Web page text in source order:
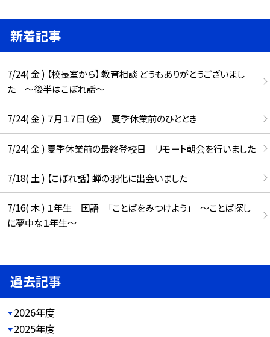
新着記事
7/24( 金 ) 【校長室から】 教育相談 どうもありがとうございまし
た ～後半はこぼれ話～
7/24( 金 ) ７月１７日（金） 夏季休業前のひととき
7/24( 金 ) 夏季休業前の最終登校日 リモート朝会を行いました
7/18( 土 ) 【こぼれ話】 蝉の羽化に出会いました
7/16( 木 ) １年生 国語 「ことばをみつけよう」 ～ことば探し
に夢中な１年生～
過去記事
2026年度
2025年度